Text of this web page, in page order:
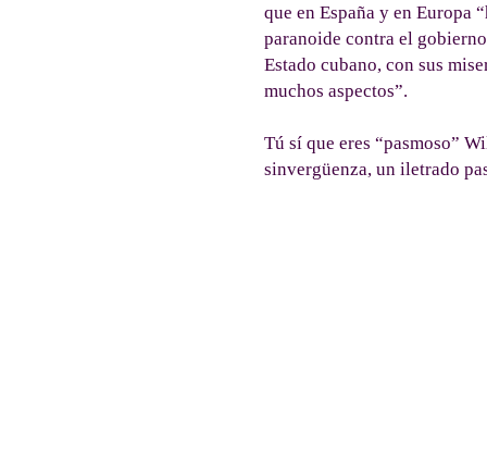
que en España y en Europa
paranoide contra el
Estado cubano, con sus
muchos aspectos”.
Tú sí que eres “pasmoso”
sinvergüenza, un iletrado